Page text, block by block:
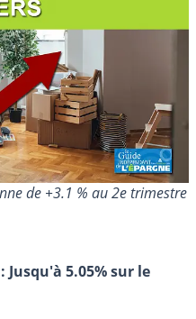
de +3.1 % au 2e trimestre
Jusqu'à 5.05% sur le